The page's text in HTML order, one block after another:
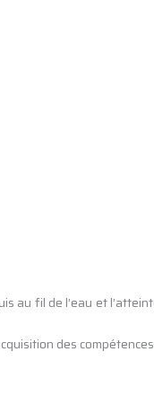
au fil de l’eau et
des